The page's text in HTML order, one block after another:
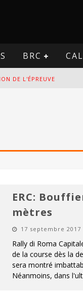
BRC
DE L'ÉPREUVE
ERC:
mètres
17 septembre 2017
Rally di Roma
de la course dès la
sera montré
Néanmoins, dans